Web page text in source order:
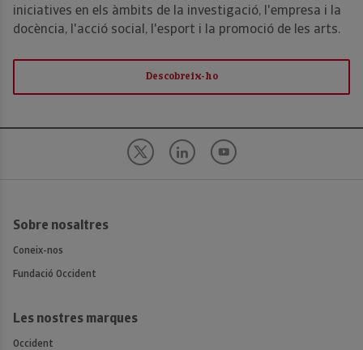
iniciatives en els àmbits de la investigació, l'empresa i la
docència, l'acció social, l'esport i la promoció de les arts.
Descobreix-ho
Sobre nosaltres
Coneix-nos
Fundació Occident
Les nostres marques
Occident